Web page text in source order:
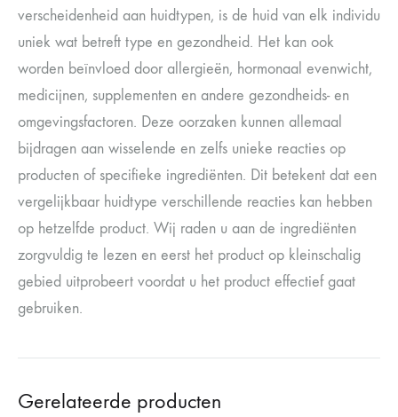
verscheidenheid aan huidtypen, is de huid van elk individu
uniek wat betreft type en gezondheid. Het kan ook
worden beïnvloed door allergieën, hormonaal evenwicht,
medicijnen, supplementen en andere gezondheids- en
omgevingsfactoren. Deze oorzaken kunnen allemaal
bijdragen aan wisselende en zelfs unieke reacties op
producten of specifieke ingrediënten. Dit betekent dat een
vergelijkbaar huidtype verschillende reacties kan hebben
op hetzelfde product. Wij raden u aan de ingrediënten
zorgvuldig te lezen en eerst het product op kleinschalig
gebied uitprobeert voordat u het product effectief gaat
gebruiken.
Gerelateerde producten